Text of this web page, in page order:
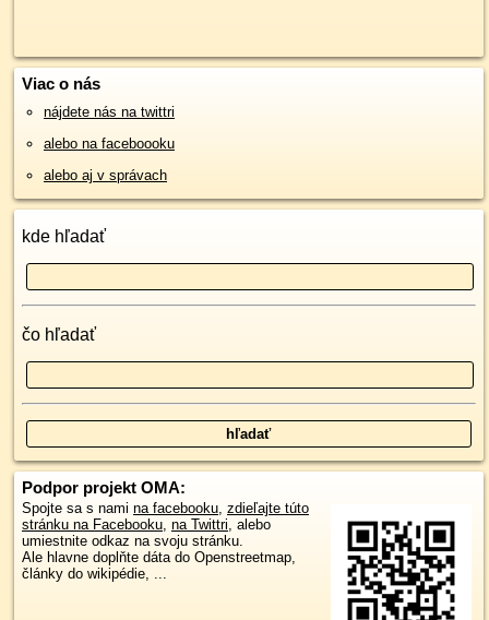
Viac o nás
nájdete nás na twittri
alebo na faceboooku
alebo aj v správach
kde hľadať
čo hľadať
Podpor projekt OMA:
Spojte sa s nami na facebooku, zdieľajte túto
stránku na Facebooku, na Twittri, alebo
umiestnite odkaz na svoju stránku.
Ale hlavne doplňte dáta do Openstreetmap,
články do wikipédie, ...